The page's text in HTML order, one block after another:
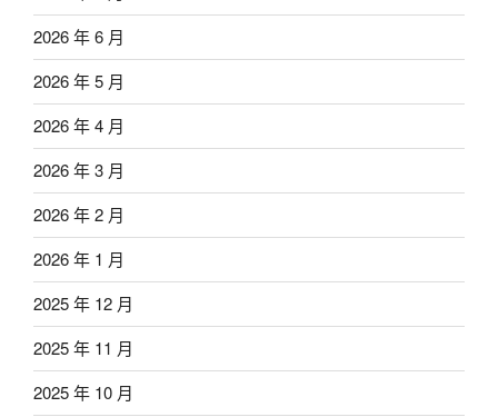
2026 年 6 月
2026 年 5 月
2026 年 4 月
2026 年 3 月
2026 年 2 月
2026 年 1 月
2025 年 12 月
2025 年 11 月
2025 年 10 月